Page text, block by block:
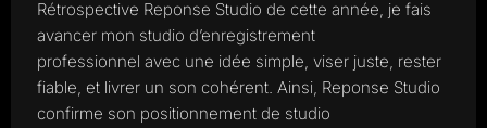
Rétrospective Reponse Studio de cette année, je fais
avancer mon studio d’enregistrement
professionnel avec une idée simple, viser juste, rester
fiable, et livrer un son cohérent. Ainsi, Reponse Studio
confirme son positionnement de studio